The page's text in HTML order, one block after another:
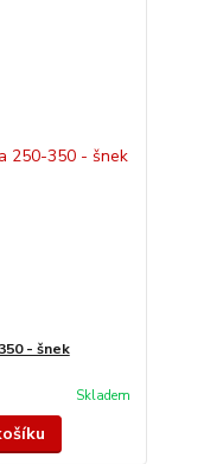
- šnek
Skladem